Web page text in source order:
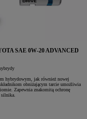
SAE 0W-20 ADVANCED
hybrydowym, jak również nowej
obniżającym tarcie umożliwia
Zapewnia znakomitą ochronę
silnika.